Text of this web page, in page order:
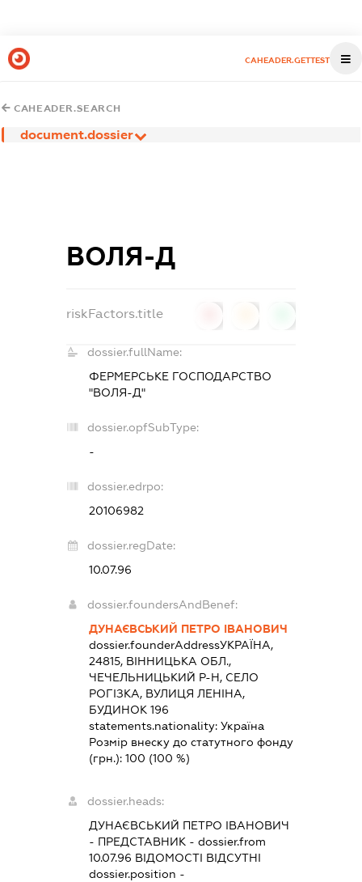
CAHEADER.GETTEST
CAHEADER.SEARCH
document.dossier
ВОЛЯ-Д
riskFactors.title
dossier.fullName:
ФЕРМЕРСЬКЕ ГОСПОДАРСТВО
"ВОЛЯ-Д"
dossier.opfSubType:
-
dossier.edrpo:
20106982
dossier.regDate:
10.07.96
dossier.foundersAndBenef:
ДУНАЄВСЬКИЙ ПЕТРО ІВАНОВИЧ
dossier.founderAddressУКРАЇНА,
24815, ВІННИЦЬКА ОБЛ.,
ЧЕЧЕЛЬНИЦЬКИЙ Р-Н, СЕЛО
РОГІЗКА, ВУЛИЦЯ ЛЕНІНА,
БУДИНОК 196
statements.nationality: Україна
Розмір внеску до статутного фонду
(грн.): 100 (100 %)
dossier.heads:
ДУНАЄВСЬКИЙ ПЕТРО ІВАНОВИЧ
- ПРЕДСТАВНИК- dossier.from
10.07.96 ВІДОМОСТІ ВІДСУТНІ
dossier.position -